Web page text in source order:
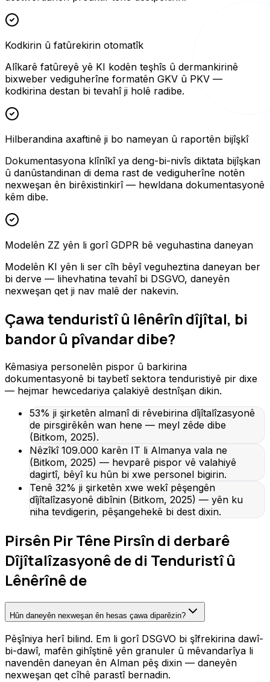
Kodkirin û fatûrekirin otomatîk
Alîkarê fatûreyê yê KI kodên teşhîs û dermankirinê
bixweber vediguherîne formatên GKV û PKV —
kodkirina destan bi tevahî ji holê radibe.
Hilberandina axaftinê ji bo nameyan û raportên bijîşkî
Dokumentasyona klînîkî ya deng-bi-nivîs diktata bijîşkan
û danûstandinan di dema rast de vediguherîne notên
nexweşan ên birêxistinkirî — hewldana dokumentasyonê
kêm dibe.
Modelên ZZ yên li gorî GDPR bê veguhastina daneyan
Modelên KI yên li ser cîh bêyî veguheztina daneyan ber
bi derve — lihevhatina tevahî bi DSGVO, daneyên
nexweşan qet ji nav malê der nakevin.
Çawa tenduristî û lênêrîn dîjîtal, bi
bandor û pîvandar dibe?
Kêmasiya personelên pispor û barkirina
dokumentasyonê bi taybetî sektora tenduristiyê pir dixe
— hejmar hewcedariya çalakiyê destnîşan dikin.
53% ji şirketên almanî di rêvebirina dîjîtalîzasyonê
de pirsgirêkên wan hene — meyl zêde dibe
(Bitkom, 2025).
Nêzîkî 109.000 karên IT li Almanya vala ne
(Bitkom, 2025) — hevparê pispor vê valahiyê
dagirtî, bêyî ku hûn bi xwe personel bigirin.
Tenê 32% ji şirketên xwe wekî pêşengên
dîjîtalîzasyonê dibînin (Bitkom, 2025) — yên ku
niha tevdigerin, pêşangehekê bi dest dixin.
Pirsên Pir Têne Pirsîn di derbarê
Dîjîtalîzasyonê de di Tenduristî û
Lênêrînê de
Hûn daneyên nexweşan ên hesas çawa diparêzin?
Pêşîniya herî bilind. Em li gorî DSGVO bi şîfrekirina dawî-
bi-dawî, mafên gihîştinê yên granuler û mêvandarîya li
navendên daneyan ên Alman pêş dixin — daneyên
nexweşan qet cîhê parastî bernadin.